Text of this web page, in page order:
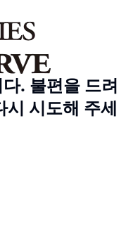
. 불편을 드려
시 시도해 주세